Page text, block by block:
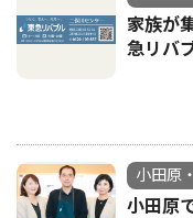
家族が
急リバ
小田原
小田原